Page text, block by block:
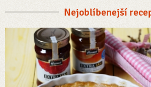
Nejoblíbenejší